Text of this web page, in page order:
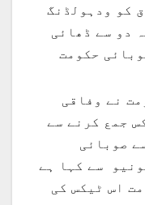
کو ودہولڈنگ
دو سے ڈھائی
حکومت
نے وفاقی
جمع کرنے سے
صوبائی
سے کہا ہے
اس ٹیکس کی